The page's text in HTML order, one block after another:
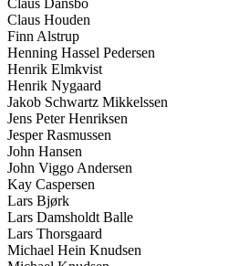
Claus Houden
Finn Alstrup
Henning Hassel Pedersen
Henrik Elmkvist
Henrik Nygaard
Jakob Schwartz Mikkelssen
Jens Peter Henriksen
Jesper Rasmussen
John Hansen
John Viggo Andersen
Kay Caspersen
Lars Bjørk
Lars Damsholdt Balle
Lars Thorsgaard
Michael Hein Knudsen